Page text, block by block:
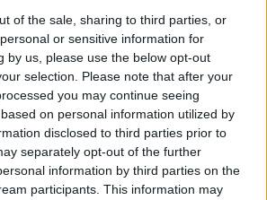
of the sale, sharing to third parties, or
or sensitive information for
by us, please use the below opt-out
selection. Please note that after your
you may continue seeing
on personal information utilized by
disclosed to third parties prior to
separately opt-out of the further
information by third parties on the
participants. This information may
kannattaa tutustua paikallisiin
hankkia tuoreita paikallisia tuotteita.
Kleinmarkthalle tai Berliinin
ainutlaatuisia elintarvikkeita ja ovat osa